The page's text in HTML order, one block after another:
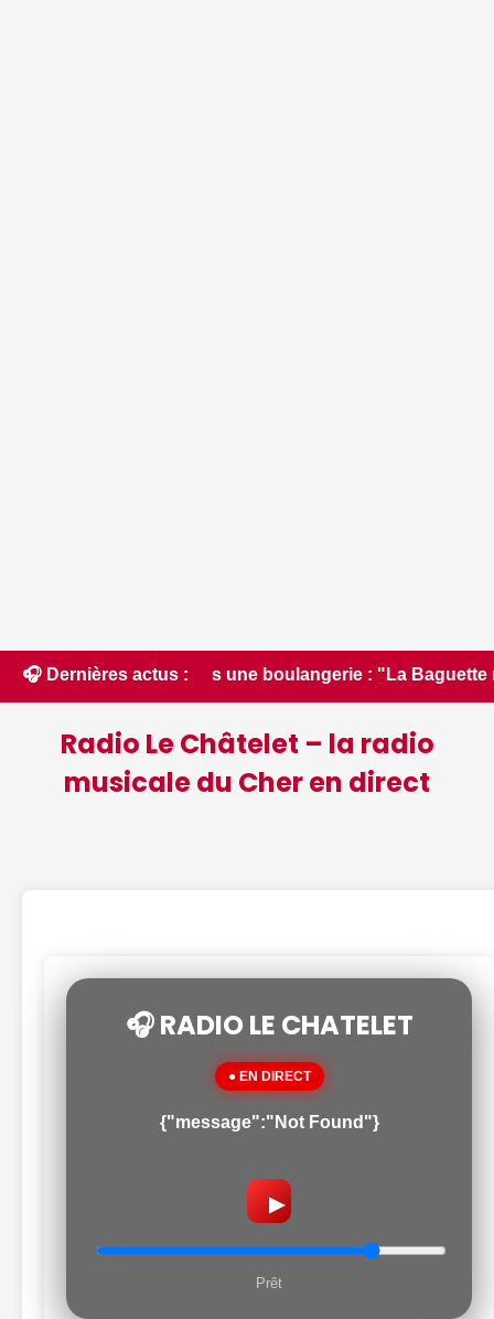
🎧 Dernières actus :
dans une boulangerie : "La Baguette magique"
Radio Le Châtelet – la radio
musicale du Cher en direct
🎧 RADIO LE CHATELET
● EN DIRECT
{"message":"Not Found"}
▶
Prêt